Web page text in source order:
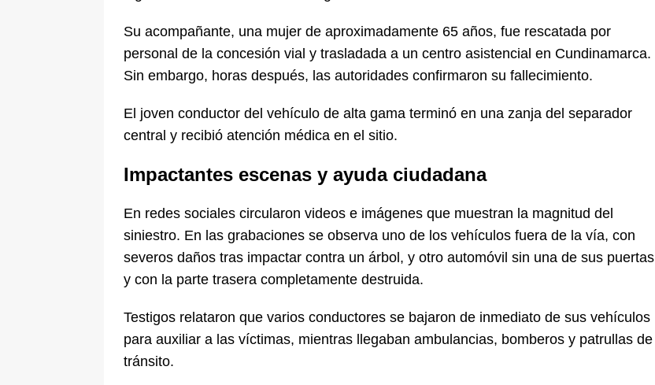
Su acompañante, una mujer de aproximadamente 65 años, fue rescatada por
personal de la concesión vial y trasladada a un centro asistencial en Cundinamarca.
Sin embargo, horas después, las autoridades confirmaron su fallecimiento.
El joven conductor del vehículo de alta gama terminó en una zanja del separador
central y recibió atención médica en el sitio.
Impactantes escenas y ayuda ciudadana
En redes sociales circularon videos e imágenes que muestran la magnitud del
siniestro. En las grabaciones se observa uno de los vehículos fuera de la vía, con
severos daños tras impactar contra un árbol, y otro automóvil sin una de sus puertas
y con la parte trasera completamente destruida.
Testigos relataron que varios conductores se bajaron de inmediato de sus vehículos
para auxiliar a las víctimas, mientras llegaban ambulancias, bomberos y patrullas de
tránsito.